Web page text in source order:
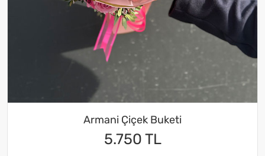
Armani Çiçek Buketi
5.750 TL